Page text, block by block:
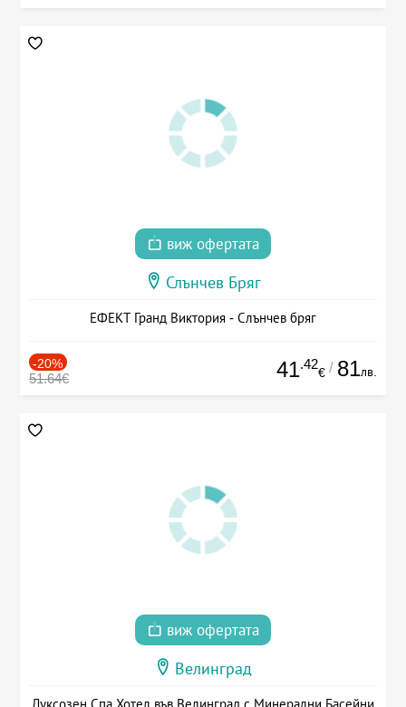
виж офертата
Слънчев Бряг
ЕФЕКТ Гранд Виктория - Слънчев бряг
-20%
51.64€ 41.42
€ / 81лв.
виж офертата
Велинград